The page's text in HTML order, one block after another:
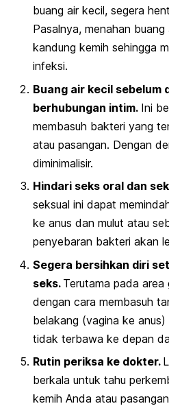
buang air kecil, segera
Pasalnya, menahan
kandung kemih sehingga
infeksi.
Buang air kecil sebelum
berhubungan intim. Ini
membasuh bakteri yang
atau pasangan. Dengan
diminimalisir.
Hindari seks oral dan
seksual ini dapat
ke anus dan mulut atau
penyebaran bakteri akan
Segera bersihkan diri
seks. Terutama pada area
dengan cara membasuh
belakang (vagina ke
tidak terbawa ke depan
Rutin periksa ke dokter.
berkala untuk tahu
kemih Anda atau